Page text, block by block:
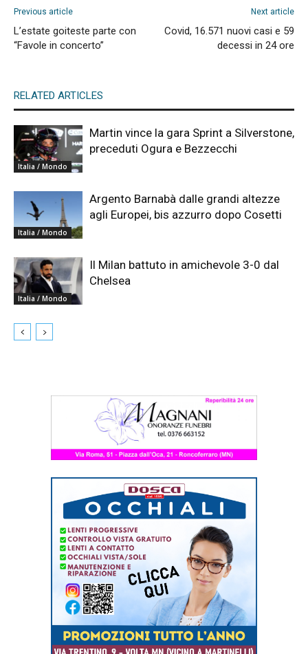
Previous article
L’estate goiteste parte con
“Favole in concerto”
Next article
Covid, 16.571 nuovi casi e 59
decessi in 24 ore
RELATED ARTICLES
Italia / Mondo
Martin vince la gara Sprint a Silverstone,
preceduti Ogura e Bezzecchi
Italia / Mondo
Argento Barnabà dalle grandi altezze
agli Europei, bis azzurro dopo Cosetti
Italia / Mondo
Il Milan battuto in amichevole 3-0 dal
Chelsea